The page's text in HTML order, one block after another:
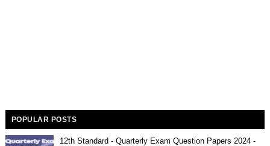
POPULAR POSTS
12th Standard - Quarterly Exam Question Papers 2024 -